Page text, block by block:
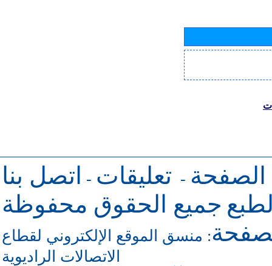
الصفحة - تعليقات -
اتصل بنا
جميع الحقوق محفوظة
: منسق الموقع الإلكتروني لقطاع
الاتصالات الراديوية